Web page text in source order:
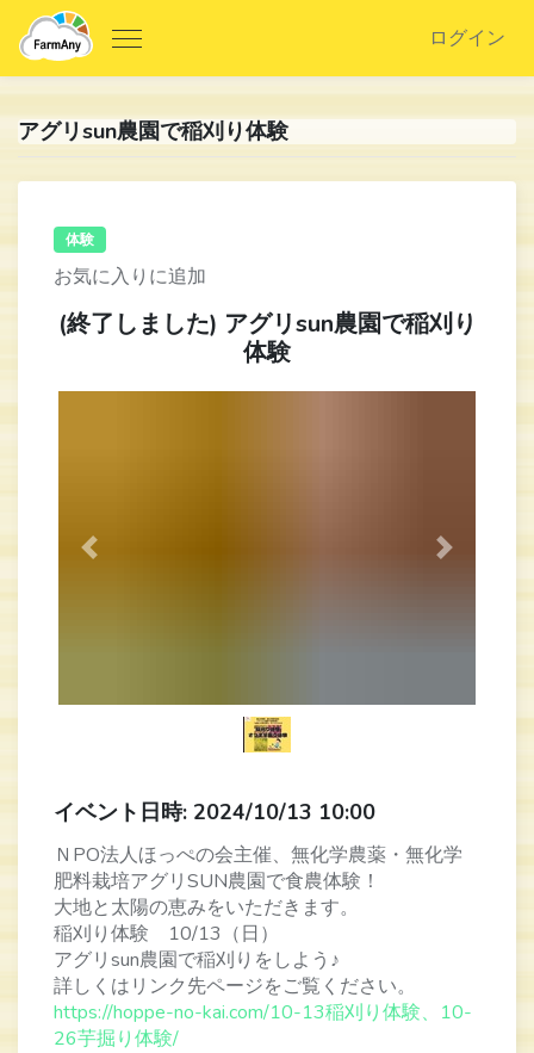
ログイン
アグリsun農園で稲刈り体験
体験
お気に入りに追加
(終了しました) アグリsun農園で稲刈り
体験
Previous Next
イベント日時: 2024/10/13 10:00
ＮPO法人ほっぺの会主催、無化学農薬・無化学
肥料栽培アグリSUN農園で食農体験！
大地と太陽の恵みをいただきます。
稲刈り体験 10/13（日）
アグリsun農園で稲刈りをしよう♪
詳しくはリンク先ページをご覧ください。
https://hoppe-no-kai.com/10-13稲刈り体験、10-
26芋掘り体験/